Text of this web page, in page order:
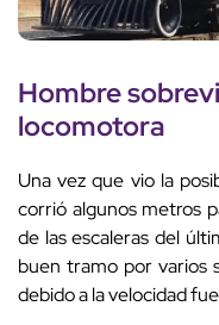
Hombre
locomotora
Una vez que vio la
corrió algunos metros
de las escaleras del
buen tramo por varios
debido a la velocidad